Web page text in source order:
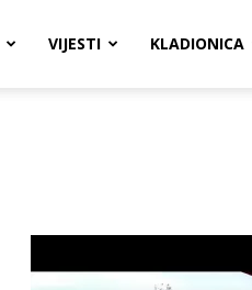
VIJESTI KLADIONICA